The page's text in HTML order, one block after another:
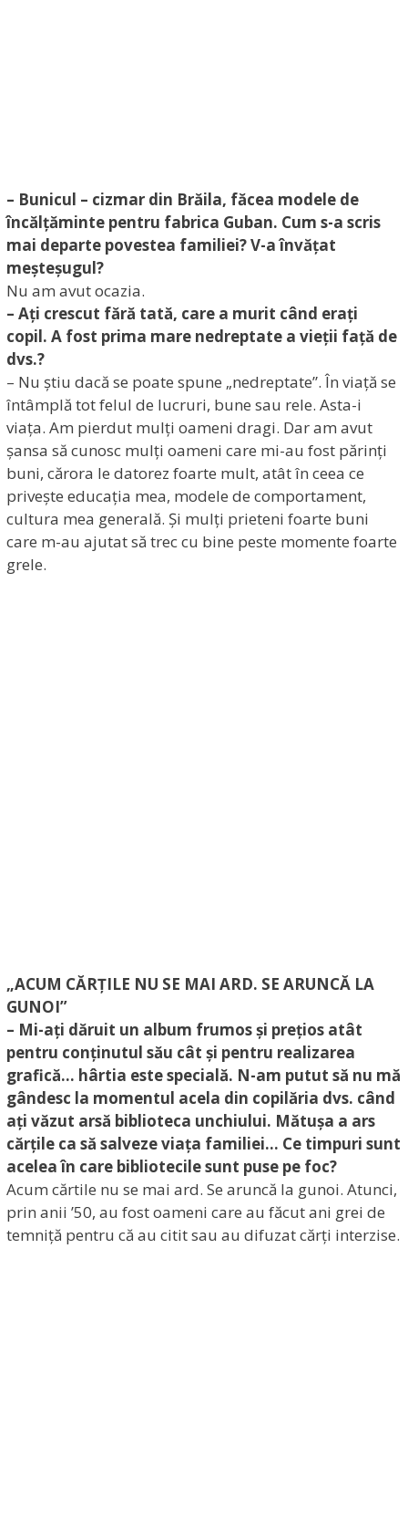
– Bunicul – cizmar din Brăila, făcea modele de
încălțăminte pentru fabrica Guban. Cum s-a scris
mai departe povestea familiei? V-a învățat
meșteșugul?
Nu am avut ocazia.
– Ați crescut fără tată, care a murit când erați
copil. A fost prima mare nedreptate a vieții față de
dvs.?
– Nu știu dacă se poate spune „nedreptate”. În viață se
întâmplă tot felul de lucruri, bune sau rele. Asta-i
viața. Am pierdut mulți oameni dragi. Dar am avut
șansa să cunosc mulți oameni care mi-au fost părinți
buni, cărora le datorez foarte mult, atât în ceea ce
privește educația mea, modele de comportament,
cultura mea generală. Și mulți prieteni foarte buni
care m-au ajutat să trec cu bine peste momente foarte
grele.
„ACUM CĂRȚILE NU SE MAI ARD. SE ARUNCĂ LA
GUNOI”
– Mi-ați dăruit un album frumos și prețios atât
pentru conținutul său cât și pentru realizarea
grafică… hârtia este specială. N-am putut să nu mă
gândesc la momentul acela din copilăria dvs. când
ați văzut arsă biblioteca unchiului. Mătușa a ars
cărțile ca să salveze viața familiei… Ce timpuri sunt
acelea în care bibliotecile sunt puse pe foc?
Acum cărtile nu se mai ard. Se aruncă la gunoi. Atunci,
prin anii ’50, au fost oameni care au făcut ani grei de
temniță pentru că au citit sau au difuzat cărți interzise.